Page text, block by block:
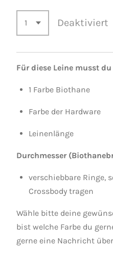
Deaktiviert
Für diese Leine musst
1 Farbe Biothane
Farbe der Hardware
Leinenlänge
Durchmesser
verschiebbare Ringe,
Crossbody tragen
Wähle bitte deine
bist welche Farbe du
gerne eine Nachricht